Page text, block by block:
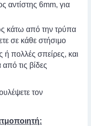
αντίστης 6mm, για
κάτω από την τρύπα
σε κάθε στήσιμο
ή πολλές σπείρες, και
τις βίδες
τον